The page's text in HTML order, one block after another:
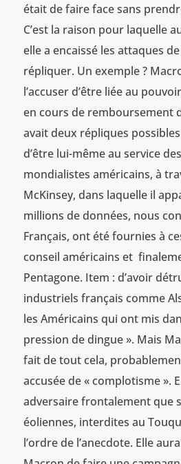
était de faire face sans
C’est la raison pour laquelle
elle a encaissé les attaques
répliquer. Un exemple ?
l’accuser d’être liée au
en cours de remboursement
avait deux répliques
d’être lui-même au service
mondialistes américains, à
McKinsey, dans laquelle il
millions de données, nous
Français, ont été fournies à
conseil américains et
Pentagone. Item : d’avoir
industriels français comme
les Américains qui ont mis
pression de dingue ». Mais
fait de tout cela,
accusée de « complotisme ».
adversaire frontalement que
éoliennes, interdites au
l’ordre de l’anecdote. Elle